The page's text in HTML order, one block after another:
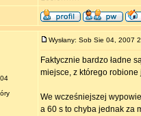
Wysłany: Sob Sie 04, 2007
Faktycznie bardzo ładne
miejsce, z którego
We wcześniejszej
a 60 s to chyba jednak za